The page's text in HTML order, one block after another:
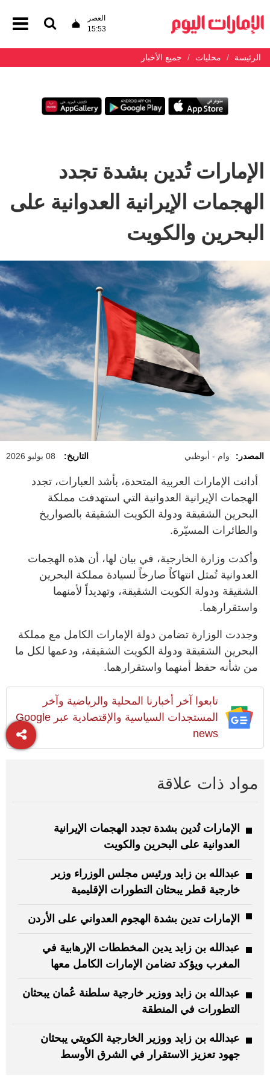
العصر
15:53
الرئيسة محليات جميع الأخبار
الإمارات تُدين بشدة تجدد
الهجمات الإيرانية العدوانية على
البحرين والكويت
المصدر: وام - أبوظبي التاريخ: 08 يوليو 2026
أدانت الإمارات العربية المتحدة، بأشد العبارات، تجدد
الهجمات الإيرانية العدوانية التي استهدفت مملكة
البحرين الشقيقة ودولة الكويت الشقيقة بالصواريخ
والطائرات المسيّرة.
وأكدت وزارة الخارجية، في بيان لها، أن هذه الهجمات
العدوانية تُمثل انتهاكاً صارخاً لسيادة مملكة البحرين
الشقيقة ودولة الكويت الشقيقة، وتهديداً لأمنهما
واستقرارهما.
وجددت الوزارة تضامن دولة الإمارات الكامل مع مملكة
البحرين الشقيقة ودولة الكويت الشقيقة، ودعمها لكل ما
من شأنه حفظ أمنهما واستقرارهما.
تابعوا آخر أخبارنا المحلية والرياضية وآخر
المستجدات السياسية والإقتصادية عبر Google
news
مواد ذات علاقة
الإمارات تُدين بشدة تجدد الهجمات الإيرانية
العدوانية على البحرين والكويت
عبدالله بن زايد ورئيس مجلس الوزراء وزير
خارجية قطر يبحثان التطورات الإقليمية
الإمارات تدين بشدة الهجوم العدواني على الأردن
عبدالله بن زايد يدين المخططات الإرهابية في
المغرب ويؤكد تضامن الإمارات الكامل معها
عبدالله بن زايد ووزير خارجية سلطنة عُمان يبحثان
التطورات في المنطقة
عبدالله بن زايد ووزير الخارجية الكويتي يبحثان
جهود تعزيز الاستقرار في الشرق الأوسط